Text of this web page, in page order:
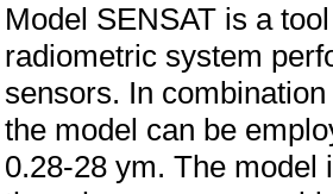
Model SENSAT is a
radiometric system
sensors. In
the model can be
0.28-28 ym. The model